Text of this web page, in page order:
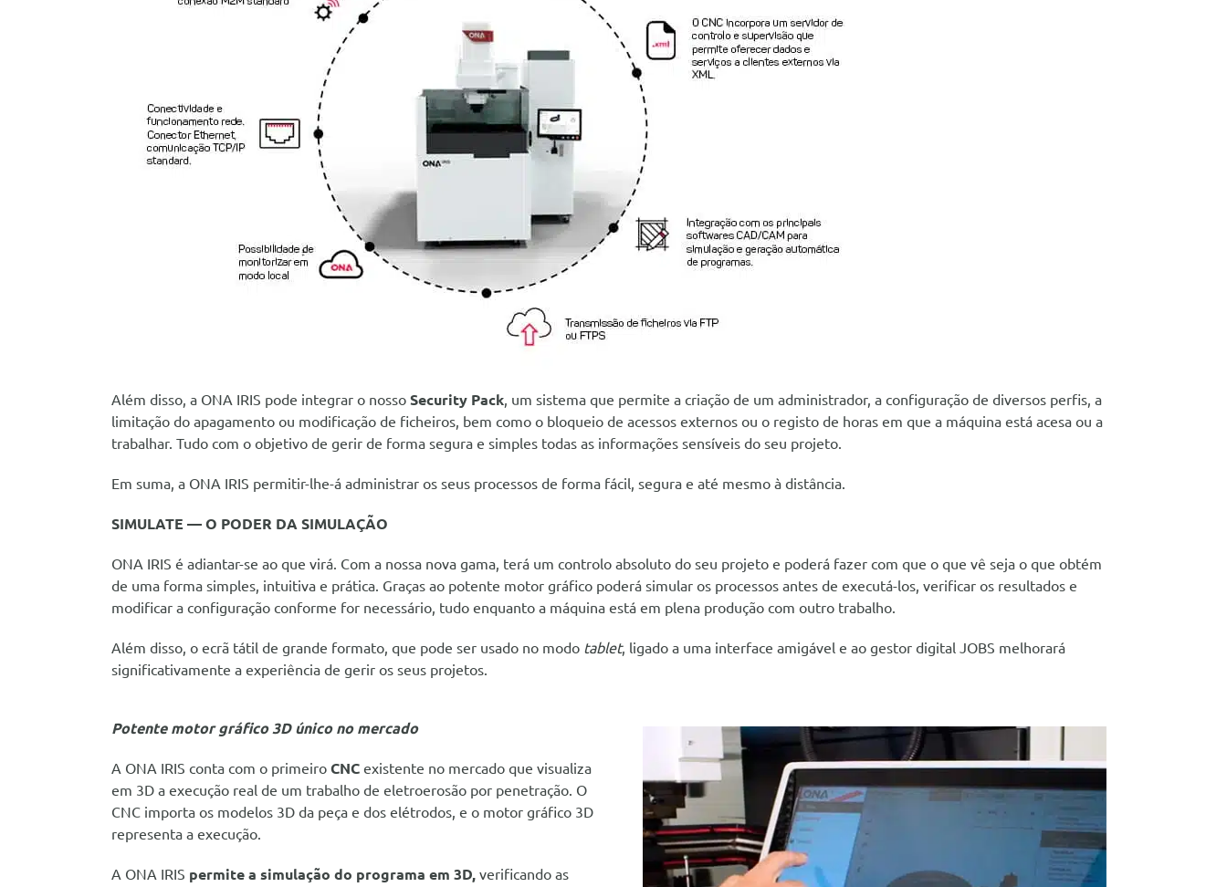
Além disso, a ONA IRIS pode integrar o nosso Security Pack, um sistema que permite a criação de um administrador, a configuração de diversos perfis, a
limitação do apagamento ou modificação de ficheiros, bem como o bloqueio de acessos externos ou o registo de horas em que a máquina está acesa ou a
trabalhar. Tudo com o objetivo de gerir de forma segura e simples todas as informações sensíveis do seu projeto.
Em suma, a ONA IRIS permitir-lhe-á administrar os seus processos de forma fácil, segura e até mesmo à distância.
SIMULATE — O PODER DA SIMULAÇÃO
ONA IRIS é adiantar-se ao que virá. Com a nossa nova gama, terá um controlo absoluto do seu projeto e poderá fazer com que o que vê seja o que obtém
de uma forma simples, intuitiva e prática. Graças ao potente motor gráfico poderá simular os processos antes de executá-los, verificar os resultados e
modificar a configuração conforme for necessário, tudo enquanto a máquina está em plena produção com outro trabalho.
Além disso, o ecrã tátil de grande formato, que pode ser usado no modo tablet, ligado a uma interface amigável e ao gestor digital JOBS melhorará
significativamente a experiência de gerir os seus projetos.
Potente motor gráfico 3D único no mercado
A ONA IRIS conta com o primeiro CNC existente no mercado que visualiza
em 3D a execução real de um trabalho de eletroerosão por penetração. O
CNC importa os modelos 3D da peça e dos elétrodos, e o motor gráfico 3D
representa a execução.
A ONA IRIS permite a simulação do programa em 3D, verificando as